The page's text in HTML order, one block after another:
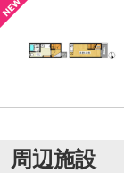
周辺施設